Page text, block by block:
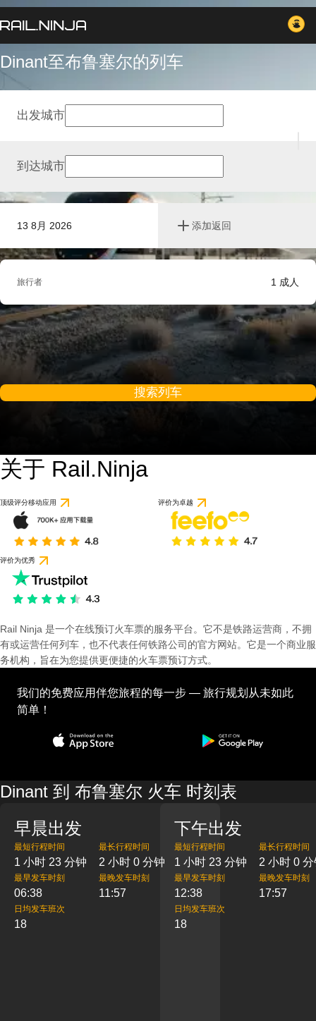
Dinant至布鲁塞尔的列车
13 8月 2026 添加返回
出发城市
到达城市
旅行者 1 成人
搜索列车
关于 Rail.Ninja
顶级评分移动应用 评价为卓越
评价为优秀
Rail Ninja 是一个在线预订火车票的服务平台。它不是铁路运营商，不拥
有或运营任何列车，也不代表任何铁路公司的官方网站。它是一个商业服
务机构，旨在为您提供更便捷的火车票预订方式。
我们的免费应用伴您旅程的每一步 — 旅行规划从未如此
简单！
Dinant 到 布鲁塞尔 火车 时刻表
早晨出发
最短行程时间
1 小时 23 分钟
最长行程时间
2 小时 0 分钟
最早发车时刻
06:38
最晚发车时刻
11:57
日均发车班次
18
下午出发
最短行程时间
1 小时 23 分钟
最长行程时间
2 小时 0
最早发车时刻
12:38
最晚发车时刻
17:57
日均发车班次
18